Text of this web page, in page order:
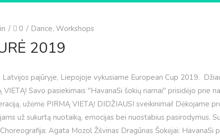
0 Dance, Workshops
2019
pajūryje, Liepojoje vykusiame European Cup 2019.
VIETĄ! Savo pasiekimais "HavanaSi šokių namai" prisidėjo
užėmė PIRMĄ VIETĄ! DIDŽIAUSI sveikinimai! Dėkojame
už sukurtą nuotaiką, emocijas bei nuostabius pasirodymus.
Agata Mozol Žilvinas Dragūnas Šokėjai: HavanaSi